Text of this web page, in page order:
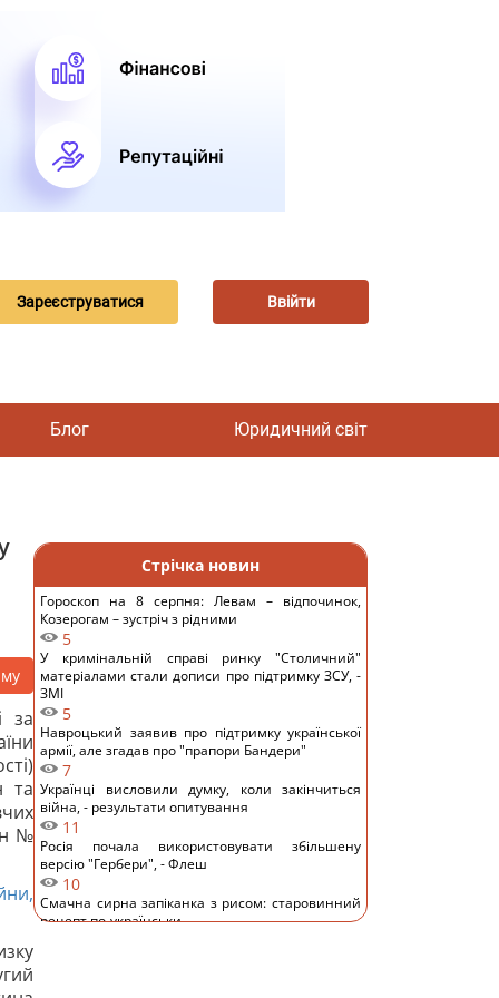
Зареєструватися Ввійти
Блог Юридичний світ
за
та
№
Стрічка новин
Гороскоп на 8 серпня: Левам – відпочинок,
Козерогам – зустріч з рідними
5
У кримінальній справі ринку "Столичний"
матеріалами стали дописи про підтримку ЗСУ, -
ЗМІ
5
Навроцький заявив про підтримку української
армії, але згадав про "прапори Бандери"
7
Українці висловили думку, коли закінчиться
війна, - результати опитування
11
Росія почала використовувати збільшену
версію "Гербери", - Флеш
10
Смачна сирна запіканка з рисом: старовинний
рецепт по-українськи